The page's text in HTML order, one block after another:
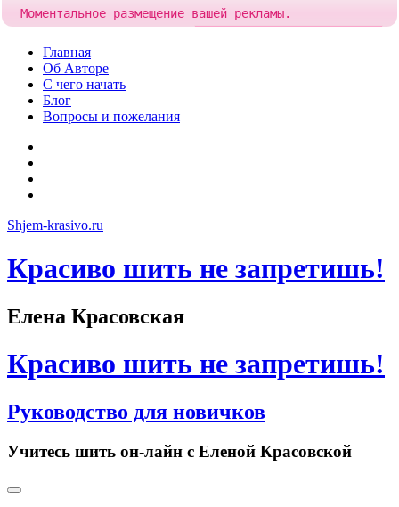
Skip
content
Главная
Об Авторе
С чего начать
Блог
Вопросы и пожелания
Shjem-krasivo.ru
Красиво шить не запретишь!
Елена Красовская
Красиво шить не запретишь!
Руководство для новичков
Учитесь шить он-лайн с Еленой Красовской
Primary
Моментальное размещение вашей рекламы.